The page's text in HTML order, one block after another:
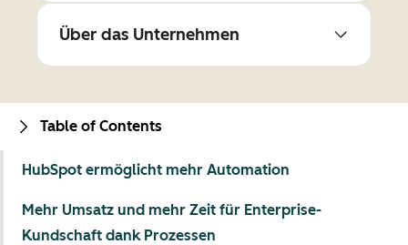
Über das Unternehmen
Table of Contents
HubSpot ermöglicht mehr Automation
Mehr Umsatz und mehr Zeit für Enterprise-
Kundschaft dank Prozessen